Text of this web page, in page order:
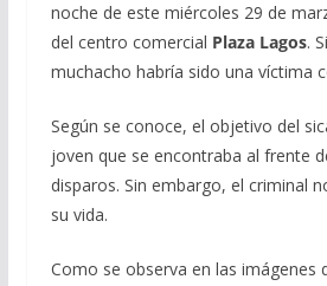
noche de este miércoles 29 de
del centro comercial Plaza Lagos.
muchacho habría sido una víctima
Según se conoce, el objetivo del
joven que se encontraba al frente
disparos. Sin embargo, el criminal
su vida.
Como se observa en las imágenes